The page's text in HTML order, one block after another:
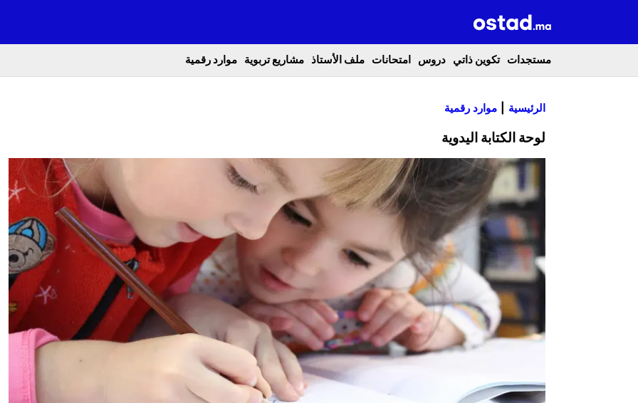
مستجدات تكوين ذاتي دروس امتحانات ملف الأستاذ مشاريع تربوية موارد رقمية
الرئيسية موارد رقمية
لوحة الكتابة اليدوية